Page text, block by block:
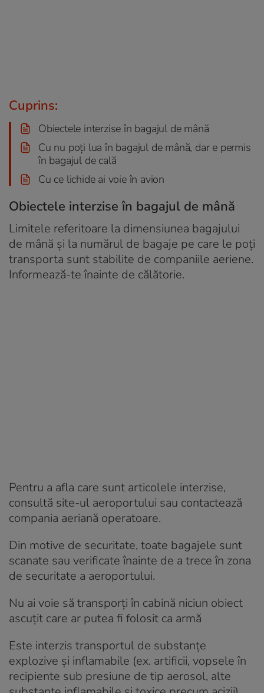
Cuprins:
Obiectele interzise în bagajul de mână
Cu nu poți lua în bagajul de mână, dar e permis
în bagajul de cală
Cu ce lichide ai voie în avion
Obiectele interzise în bagajul de mână
Limitele referitoare la dimensiunea bagajului
de mână și la numărul de bagaje pe care le poți
transporta sunt stabilite de companiile aeriene.
Informează-te înainte de călătorie.
Pentru a afla care sunt articolele interzise,
consultă site-ul aeroportului sau contactează
compania aeriană operatoare.
Din motive de securitate, toate bagajele sunt
scanate sau verificate înainte de a trece în zona
de securitate a aeroportului.
Nu ai voie să transporți în cabină niciun obiect
ascuțit care ar putea fi folosit ca armă
Este interzis transportul de substanțe
explozive și inflamabile (ex. artificii, vopsele în
recipiente sub presiune de tip aerosol, alte